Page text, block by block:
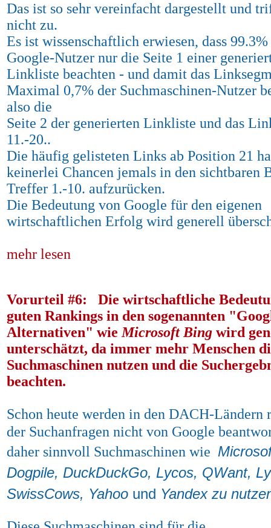
Das ist so sehr vereinfacht dargestellt und
nicht zu.
Es ist wissenschaftlich erwiesen, dass 99.3%
Google-Nutzer nur die Seite 1 einer
Linkliste beachten - und damit das
Maximal 0,7% der Suchmaschinen-Nutzer
also die
Seite 2 der generierten Linkliste und das
11.-20..
Die häufig gelisteten Links ab Position 21
keinerlei Chancen jemals in den sichtbaren
Treffer 1.-10. aufzurücken.
Die Bedeutung von Google für den eigenen
wirtschaftlichen Erfolg wird generell
mehr lesen
Vorurteil #6: Die wirtschaftliche
guten Rankings in den sogenannten
Alternativen" wieMicrosoft Bing wird
unterschätzt, da immer mehr Menschen
Suchmaschinen nutzen und die
beachten.
Schon heute werden in den DACH-Ländern
der Suchanfragen nicht von Google
daher sinnvoll Suchmaschinen wie
Dogpile, DuckDuckGo, Lycos, QWant,
SwissCows, Yahoo und Yandex zu